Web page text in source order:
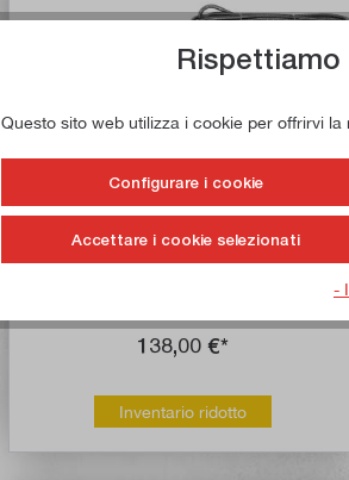
138,00 €*
Inventario ridotto
Questo sito web utilizza i cookie per offrirvi
Configurare i cookie
Accettare i cookie selezionati
-